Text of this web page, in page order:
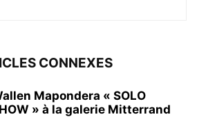
CONNEXES
Mapondera « SOLO
» à la galerie Mitterrand